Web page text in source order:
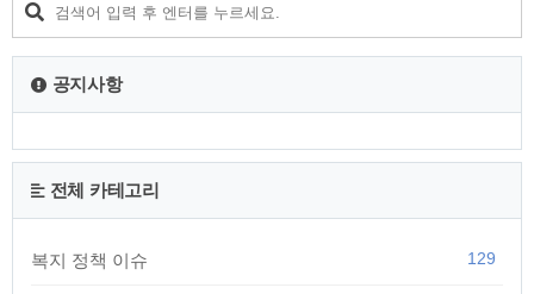
세대주 포함) 단, 쉐어하우스(채권양도협약기관 소유주택에 한
함)에 입주하는 경우 예외적으로 세대주 요건을 만족하지 않아
공지사항
전체 카테고리
복지 정책 이슈 129